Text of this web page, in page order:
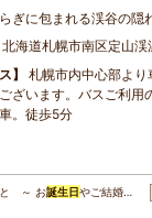
ぎに包まれる渓谷の隠
北海道札幌市南区定山
札幌市内中心部よ
ざいます。バスご利用
。徒歩5分
～ お誕生日やご結婚…